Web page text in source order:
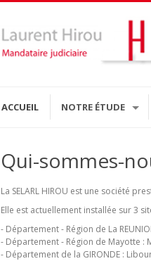
ACCUEIL NOTRE ÉTUDE
Qui-sommes-
La SELARL HIROU est une société
Elle est actuellement installée sur 3
- Département - Région de La
- Département - Région de Mayotte :
- Département de la GIRONDE :